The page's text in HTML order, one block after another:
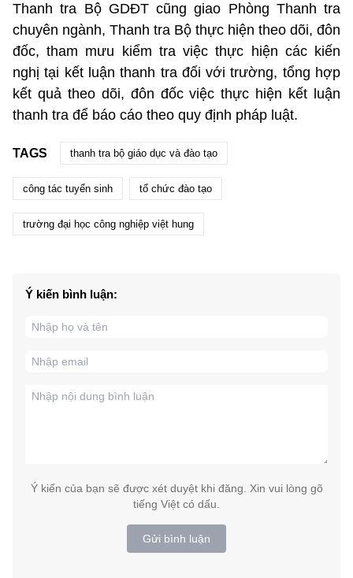
Thanh tra Bộ GDĐT cũng giao Phòng Thanh tra
chuyên ngành, Thanh tra Bộ thực hiện theo dõi, đôn
đốc, tham mưu kiểm tra việc thực hiện các kiến
nghị tại kết luận thanh tra đối với trường, tổng hợp
kết quả theo dõi, đôn đốc việc thực hiện kết luận
thanh tra để báo cáo theo quy định pháp luật.
TAGS thanh tra bộ giáo dục và đào tạo
công tác tuyển sinh tổ chức đào tạo
trường đại học công nghiệp việt hung
Ý kiến bình luận:
Ý kiến của bạn sẽ được xét duyệt khi đăng. Xin vui lòng gõ
tiếng Việt có dấu.
Gửi bình luận